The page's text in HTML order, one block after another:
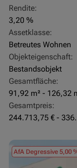
Rendite:
3,20 %
Assetklasse:
Betreutes Wohnen
Objekteigenschaft:
Bestandsobjekt
Gesamtfläche:
91,92 m² - 126,32
Gesamtpreis:
AfA Degressive 5,00